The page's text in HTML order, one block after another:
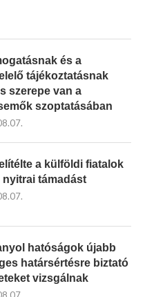
és a
tájékoztatásnak
szerepe van a
szoptatásában
a külföldi fiatalok
nyitrai támadást
hatóságok újabb
határsértésre biztató
vizsgálnak